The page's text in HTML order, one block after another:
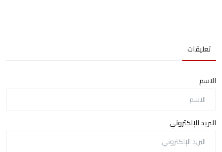
تعليقات
الاسم
البريد الإلكتروني